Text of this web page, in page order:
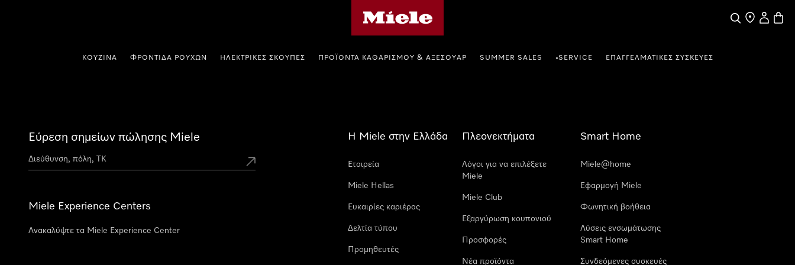
Αναζήτηση
Εύρεση
Ο
ΚΟΥΖΊΝΑ ΦΡΟΝΤΊΔΑ ΡΟΎΧΩΝ ΗΛΕΚΤΡΙΚΈΣ ΣΚΟΎΠΕΣ ΠΡΟΪΌΝΤΑ ΚΑΘΑΡΙΣΜΟΎ & ΑΞΕΣΟΥΆΡ SUMMER SALES •SERVICE ΕΠΑΓΓΕΛΜΑΤΙΚΈΣ ΣΥΣΚΕΥΈΣ
Εύρεση σημείων πώλησης Miele
Miele Experience Centers
Ανακαλύψτε τα Miele Experience Center
Η Miele στην Ελλάδα
Εταιρεία
Miele Hellas
Ευκαιρίες καριέρας
Δελτία τύπου
Προμηθευτές
Πλεονεκτήματα
Λόγοι για να επιλέξετε
Miele
Miele Club
Εξαργύρωση κουπονιού
Προσφορές
Νέα προϊόντα
Smart Home
Miele@home
Εφαρμογή Miele
Φωνητική βοήθεια
Λύσεις ενσωμάτωσης
Smart Home
Συνδεόμενες συσκευές